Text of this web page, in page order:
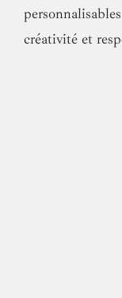
créativité et